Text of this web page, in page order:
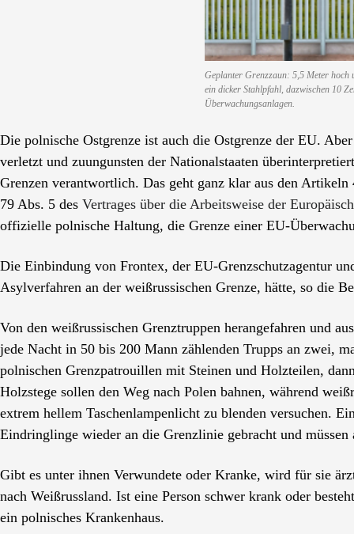
Geplanter Grenzzaun: 5,5 Meter hoch
ein dicker Stahlpfahl, dazwischen 10
Überwachungsanlagen.
Die polnische Ostgrenze ist auch die Ostgrenze der EU.
verletzt und zuungunsten der Nationalstaaten
Grenzen verantwortlich. Das geht ganz klar aus den
79 Abs. 5 des Vertrages über die Arbeitsweise der
offizielle polnische Haltung, die Grenze einer EU-
Die Einbindung von Frontex, der EU-Grenzschutzagentur
Asylverfahren an der weißrussischen Grenze, hätte, so die
Von den weißrussischen Grenztruppen herangefahren und
jede Nacht in 50 bis 200 Mann zählenden Trupps an zwei,
polnischen Grenzpatrouillen mit Steinen und Holzteilen,
Holzstege sollen den Weg nach Polen bahnen, während
extrem hellem Taschenlampenlicht zu blenden versuchen.
Eindringlinge wieder an die Grenzlinie gebracht und
Gibt es unter ihnen Verwundete oder Kranke, wird für sie
nach Weißrussland. Ist eine Person schwer krank oder
ein polnisches Krankenhaus.